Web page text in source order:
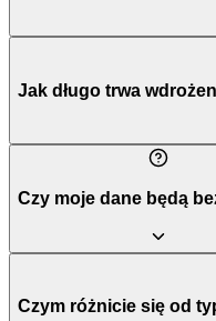
Jak długo trwa
Czy moje dane będą
Czym różnicie się od